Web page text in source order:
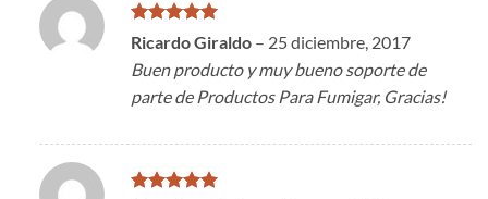
Valorado
con5de 5
Ricardo Giraldo – 25 diciembre, 2017
Buen producto y muy bueno soporte de
parte de Productos Para Fumigar, Gracias!